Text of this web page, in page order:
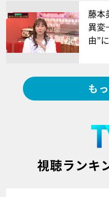
藤本
異変
由”
も
視聴ランキ